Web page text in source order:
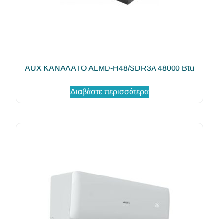
AUX ΚΑΝΑΛΑΤΟ ALMD-H48/SDR3A 48000 Btu
Διαβάστε περισσότερα